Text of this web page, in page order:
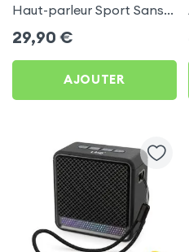
Haut-parleur Sport Sans-
fil Étanche IPX7 - Noir
29,90 €
AJOUTER